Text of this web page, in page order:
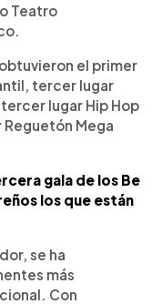
Teatro
el primer
tercer lugar
lugar Hip Hop
Reguetón Mega
gala de los Be
los que están
se ha
más
Con